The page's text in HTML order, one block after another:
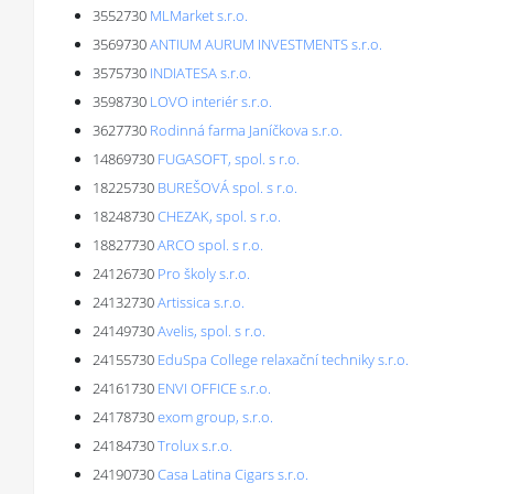
3552730 MLMarket s.r.o.
3569730ANTIUM AURUM INVESTMENTS s.r.o.
3575730 INDIATESA s.r.o.
3598730 LOVO interiér s.r.o.
3627730 Rodinná farma Janíčkova s.r.o.
14869730 FUGASOFT, spol. s r.o.
18225730 BUREŠOVÁ spol. s r.o.
18248730CHEZAK, spol. s r.o.
18827730ARCO spol. s r.o.
24126730 Pro školy s.r.o.
24132730Artissica s.r.o.
24149730Avelis, spol. s r.o.
24155730 EduSpa College relaxační techniky s.r.o.
24161730 ENVI OFFICE s.r.o.
24178730exom group, s.r.o.
24184730Trolux s.r.o.
24190730Casa Latina Cigars s.r.o.